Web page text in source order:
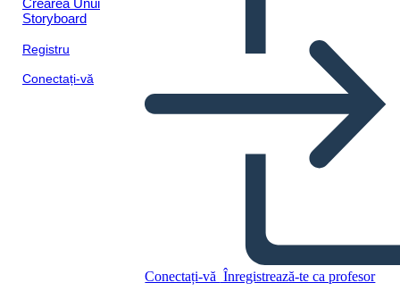
Crearea Unui
Storyboard
Registru
Conectați-vă
Conectați-vă Înregistrează-te ca profesor